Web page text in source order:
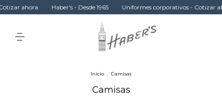
ahora Haber's - Desde 1965 Uniformes corporativos - Cotizar
Inicio . Camisas
Camisas